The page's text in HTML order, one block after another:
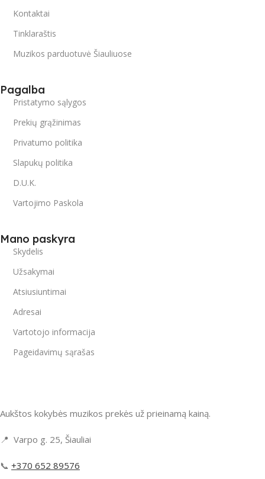
Kontaktai
Tinklaraštis
Muzikos parduotuvė Šiauliuose
Pagalba
Pristatymo sąlygos
Prekių grąžinimas
Privatumo politika
Slapukų politika
D.U.K.
Vartojimo Paskola
Mano paskyra
Skydelis
Užsakymai
Atsiusiuntimai
Adresai
Vartotojo informacija
Pageidavimų sąrašas
Aukštos kokybės muzikos prekės už prieinamą kainą.
📍 Varpo g. 25, Šiauliai
📞 +370 652 89576